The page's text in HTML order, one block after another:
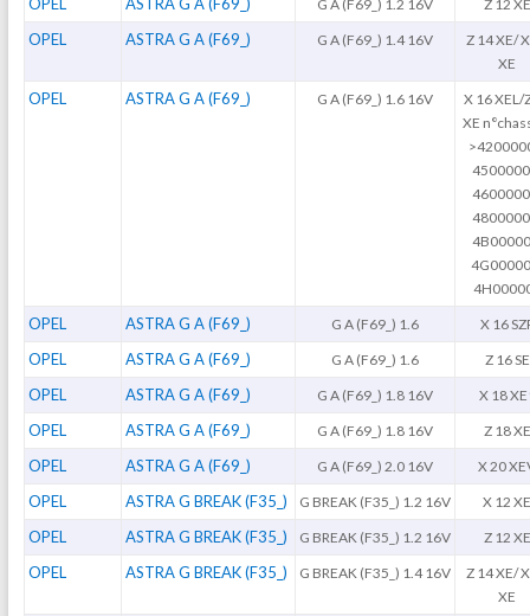
G A (F69_) 1.2 16V Z 12 XE
OPEL ASTRA G A (F69_) G A (F69_) 1.4 16V
Z 14 XE/
XE
OPEL ASTRA G A (F69_) G A (F69_) 1.6 16V
X 16 XEL/
XE
OPEL ASTRA G A (F69_) G A (F69_) 1.6 X 16
OPEL ASTRA G A (F69_) G A (F69_) 1.6 Z 16 SE
OPEL ASTRA G A (F69_) G A (F69_) 1.8 16V X 18
OPEL ASTRA G A (F69_) G A (F69_) 1.8 16V Z 18 XE
OPEL ASTRA G A (F69_) G A (F69_) 2.0 16V X 20
OPEL ASTRA G BREAK (F35_) G BREAK (F35_) 1.2 16V X 12
OPEL ASTRA G BREAK (F35_) G BREAK (F35_) 1.2 16V Z 12 XE
OPEL ASTRA G BREAK (F35_) G BREAK (F35_) 1.4 16V
Z 14 XE/
XE